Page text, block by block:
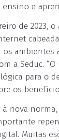
e
de 2023,
a Seduc.
para o
os
nova
Muitas